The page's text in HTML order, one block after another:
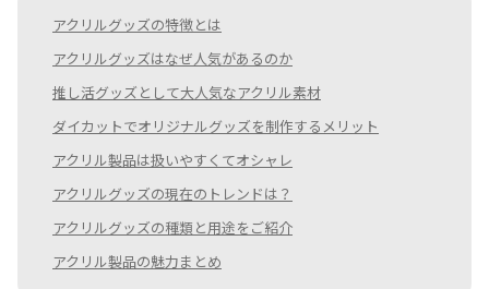
アクリルグッズの特徴とは
アクリルグッズはなぜ人気があるのか
推し活グッズとして大人気なアクリル素材
ダイカットでオリジナルグッズを制作するメリット
アクリル製品は扱いやすくてオシャレ
アクリルグッズの現在のトレンドは？
アクリルグッズの種類と用途をご紹介
アクリル製品の魅力まとめ